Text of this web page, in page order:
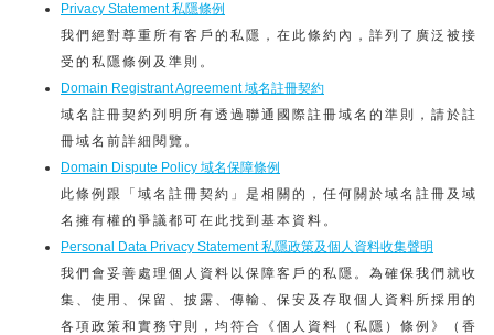
Privacy Statement 私隱條例
我們絕對尊重所有客戶的私隱，在此條約內，詳列了廣泛被接
受的私隱條例及準則。
Domain Registrant Agreement 域名註冊契約
域名註冊契約列明所有透過聯通國際註冊域名的準則，請於註
冊域名前詳細閱覽。
Domain Dispute Policy 域名保障條例
此條例跟「域名註冊契約」是相關的，任何關於域名註冊及域
名擁有權的爭議都可在此找到基本資料。
Personal Data Privacy Statement 私隱政策及個人資料收集聲明
我們會妥善處理個人資料以保障客戶的私隱。為確保我們就收
集、使用、保留、披露、傳輸、保安及存取個人資料所採用的
各項政策和實務守則，均符合《個人資料（私隱）條例》（香